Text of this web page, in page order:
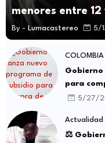
menores entre 12
By - Lumacastereo 5/
COLOMBIA
para
5/27/
Actualidad
⚖️